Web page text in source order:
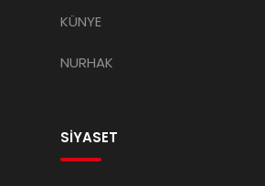
KÜNYE
NURHAK
SİYASET